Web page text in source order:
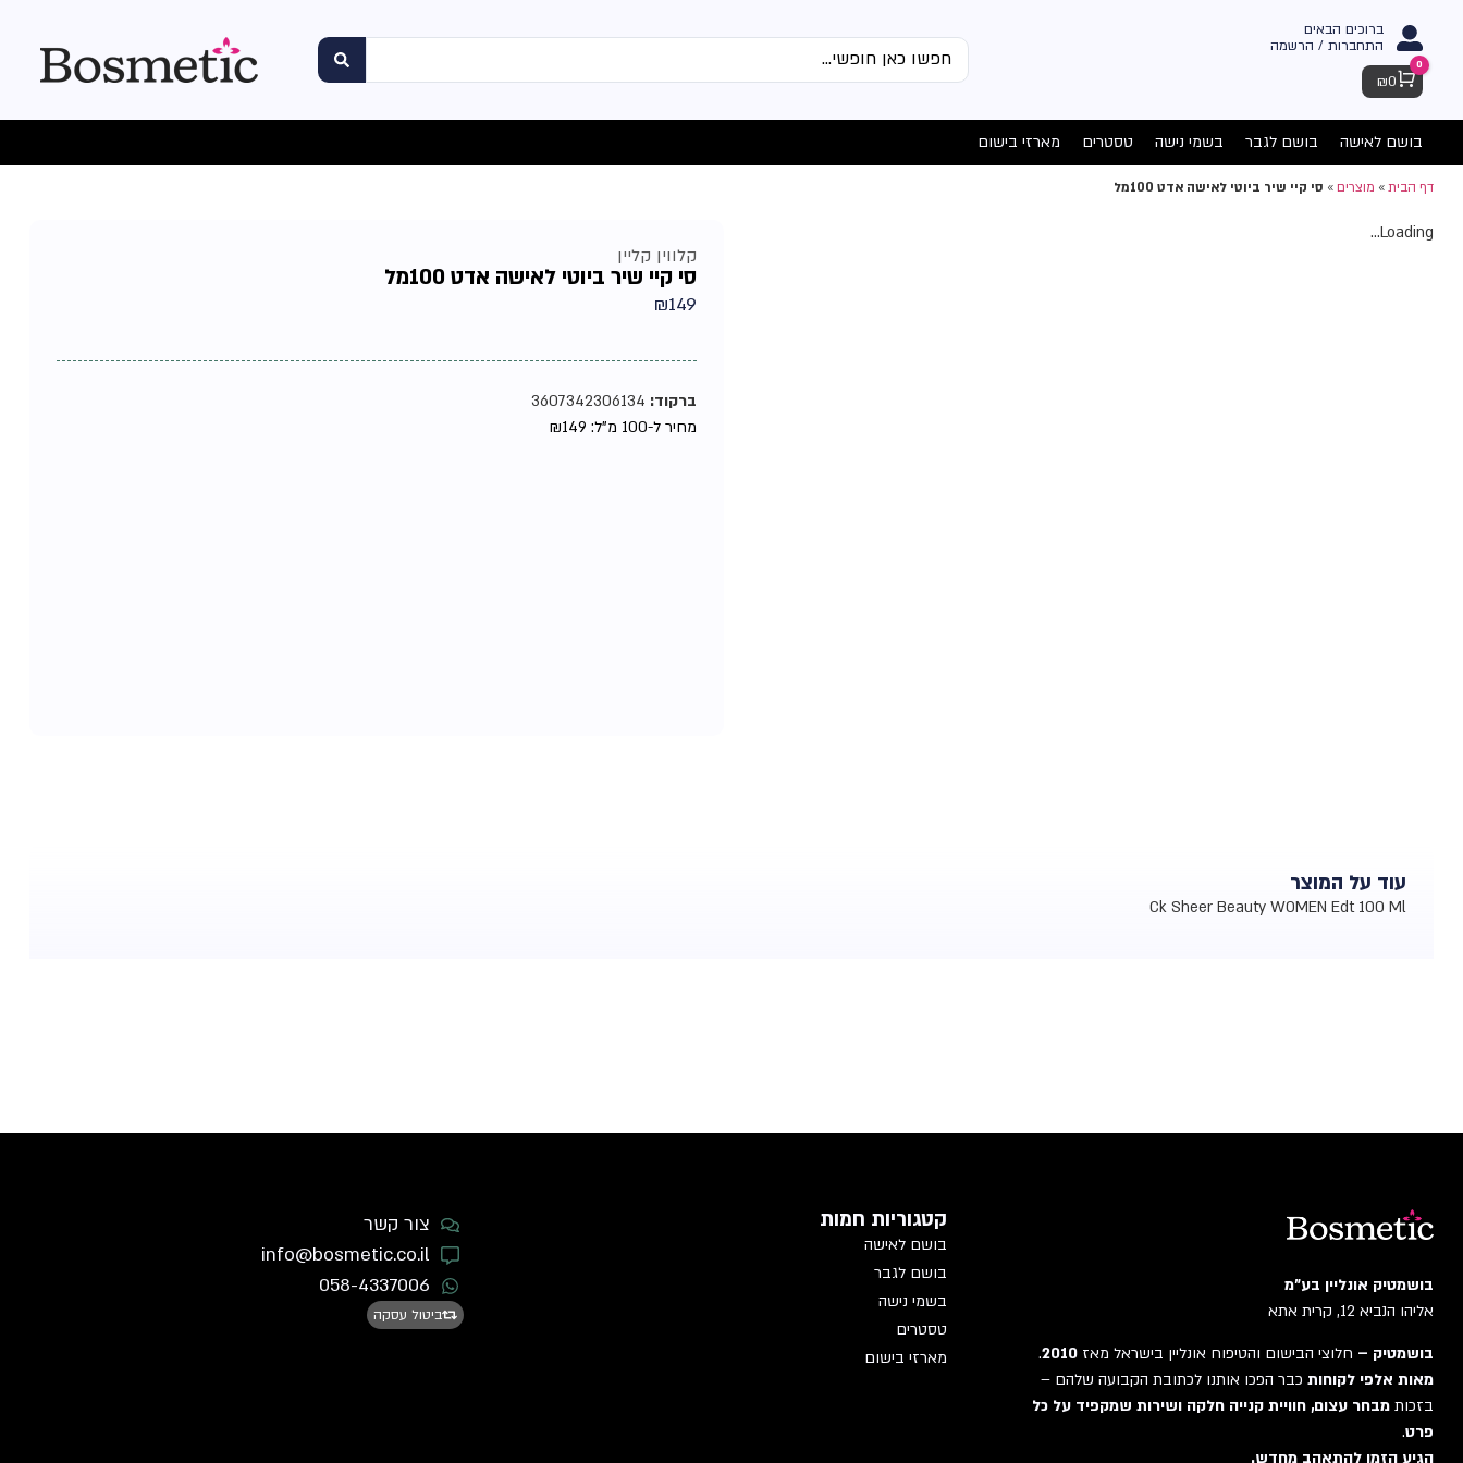
ברוכים הבאים
התחברות / הרשמה
Cart
0
₪0
בושם לאישה בושם לגבר בשמי נישה טסטרים מארזי בישום
דף הבית» מוצרים» סי קיי שיר ביוטי לאישה אדט 100מל
Loading...
קלווין קליין
סי קיי שיר ביוטי לאישה אדט 100מל
₪149
ברקוד:
מחיר ל-100 מ"ל:
₪149
עוד על המוצר
Ck Sheer Beauty WOMEN Edt 100 Ml
בושמטיק אונליין בע"מ
אליהו הנביא 12, קרית אתא
בושמטיק – חלוצי הבישום והטיפוח אונליין בישראל מאז 2010
.
מאות אלפי לקוחות כבר הפכו אותנו לכתובת הקבועה שלהם –
בזכות מבחר עצום, חוויית קנייה חלקה ושירות שמקפיד על כל
פרט.
הגיע הזמן להתאהב מחדש.
קטגוריות חמות
בושם לאישה
בושם לגבר
בשמי נישה
טסטרים
מארזי בישום
צור קשר
info@bosmetic.co.il
058-4337006
ביטול עסקה